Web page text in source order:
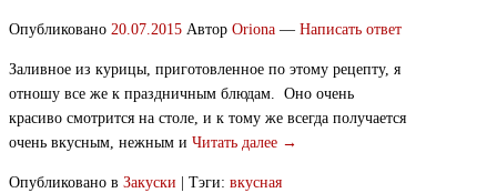
Опубликовано 20.07.2015 Автор Oriona — Написать ответ
Заливное из курицы, приготовленное по этому рецепту, я
отношу все же к праздничным блюдам. Оно очень
красиво смотрится на столе, и к тому же всегда получается
очень вкусным, нежным и Читать далее →
Опубликовано в Закуски Тэги: вкусная